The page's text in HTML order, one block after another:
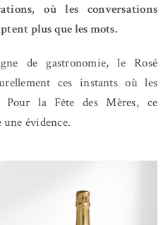
où les conversations
plus que les mots.
de gastronomie, le Rosé
ces instants où les
Pour la Fête des Mères, ce
une évidence.